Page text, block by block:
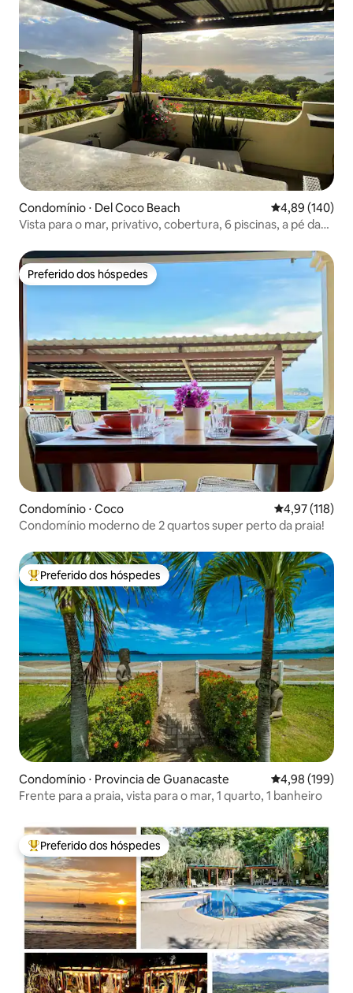
Condomínio ⋅ Del Coco Beach 4,89 de uma
4,89 (140)
Vista para o mar, privativo, cobertura, 6 piscinas, a pé da
Preferido dos hóspedes
Preferido dos hóspedes
Condomínio ⋅ Coco 4,97 de uma
4,97 (118)
Condomínio moderno de 2 quartos super perto da praia!
Entre os melhores preferidos dos hóspedes
Preferido dos hóspedes
Condomínio ⋅ Provincia de Guanacaste 4,98 de uma
4,98 (199)
Frente para a praia, vista para o mar, 1 quarto, 1 banheiro
Entre os melhores preferidos dos hóspedes
Preferido dos hóspedes